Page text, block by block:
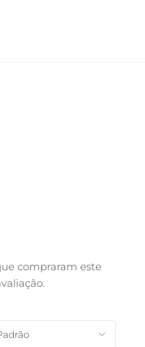
compraram este